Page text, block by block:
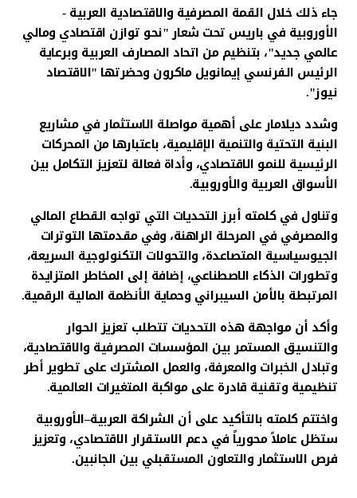
جاء ذلك خلال القمة المصرفية والاقتصادية العربية -
الأوروبية في باريس تحت شعار "نحو توازن اقتصادي ومالي
عالمي جديد"، بتنظيم من اتحاد المصارف العربية وبرعاية
الرئيس الفرنسي إيمانويل ماكرون وحضرتها "الاقتصاد
نيوز".
وشدد ديلامار على أهمية مواصلة الاستثمار في مشاريع
البنية التحتية والتنمية الإقليمية، باعتبارها من المحركات
الرئيسية للنمو الاقتصادي، وأداة فعالة لتعزيز التكامل بين
الأسواق العربية والأوروبية.
وتناول في كلمته أبرز التحديات التي تواجه القطاع المالي
والمصرفي في المرحلة الراهنة، وفي مقدمتها التوترات
الجيوسياسية المتصاعدة، والتحولات التكنولوجية السريعة،
وتطورات الذكاء الاصطناعي، إضافة إلى المخاطر المتزايدة
المرتبطة بالأمن السيبراني وحماية الأنظمة المالية الرقمية.
وأكد أن مواجهة هذه التحديات تتطلب تعزيز الحوار
والتنسيق المستمر بين المؤسسات المصرفية والاقتصادية،
وتبادل الخبرات والمعرفة، والعمل المشترك على تطوير أطر
تنظيمية وتقنية قادرة على مواكبة المتغيرات العالمية.
واختتم كلمته بالتأكيد على أن الشراكة العربية–الأوروبية
ستظل عاملاً محورياً في دعم الاستقرار الاقتصادي، وتعزيز
فرص الاستثمار والتعاون المستقبلي بين الجانبين.